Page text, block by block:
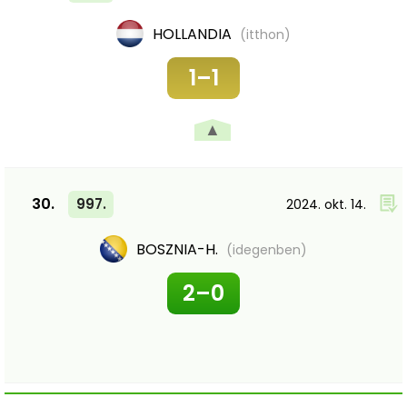
HOLLANDIA (itthon)
1–1
▲
30. 997. 2024. okt. 14.
BOSZNIA-H. (idegenben)
2–0